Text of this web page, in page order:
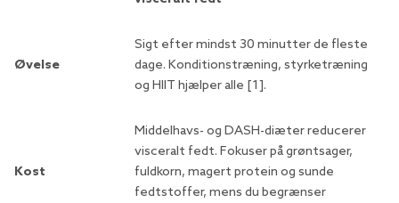
Øvelse
Sigt efter mindst 30 minutter de fleste
dage. Konditionstræning, styrketræning
og HIIT hjælper alle [1].
Kost
Middelhavs- og DASH-diæter reducerer
visceralt fedt. Fokuser på grøntsager,
fuldkorn, magert protein og sunde
fedtstoffer, mens du begrænser